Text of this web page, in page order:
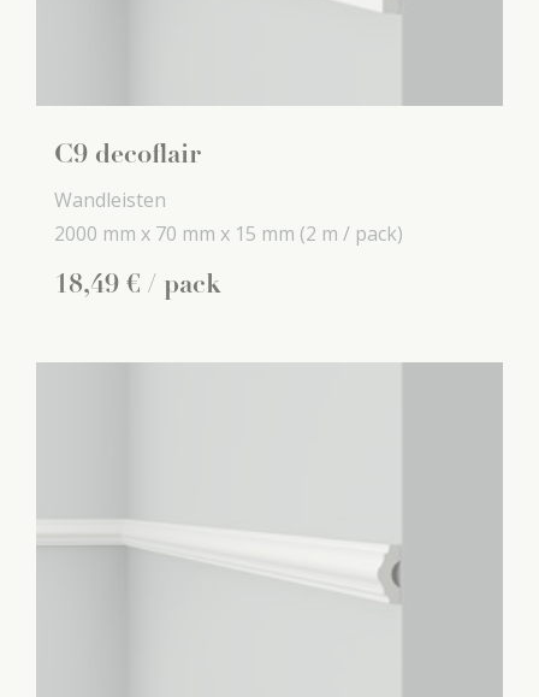
C9 decoflair
Wandleisten
2000 mm x 70 mm x 15 mm (2 m / pack)
18,49 € / pack